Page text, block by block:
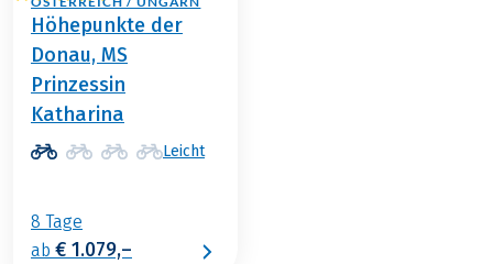
Höhepunkte der
Donau, MS
Prinzessin
Katharina
Leicht
8 Tage
ab € 1.079,–